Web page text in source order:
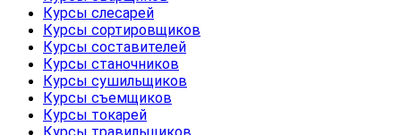
Курсы слесарей
Курсы сортировщиков
Курсы составителей
Курсы станочников
Курсы сушильщиков
Курсы съемщиков
Курсы токарей